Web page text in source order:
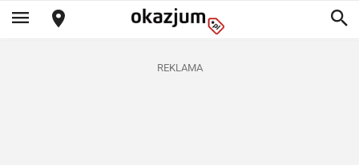
REKLAMA